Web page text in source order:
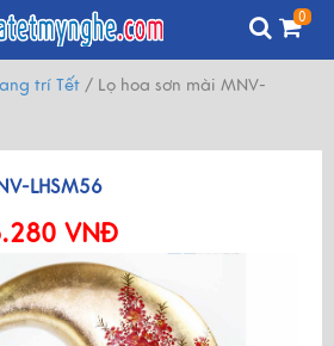
0
trí Tết / Lọ hoa sơn mài MNV-
LHSM56
VNĐ